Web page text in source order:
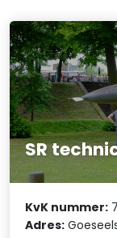
SR
KvK nummer:
Adres: